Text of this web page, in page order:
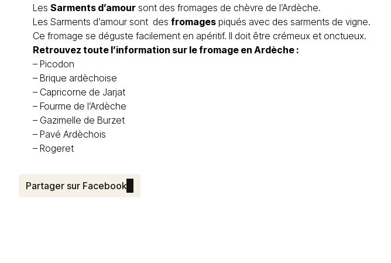
Les Sarments d’amour sont des fromages de chèvre de l’Ardèche.
Les Sarments d’amour sont des fromages piqués avec des sarments de vigne.
Ce fromage se déguste facilement en apéritif. Il doit être crémeux et onctueux.
Retrouvez toute l’information sur lefromage en Ardèche :
– Picodon
– Brique ardèchoise
– Capricorne de Jarjat
– Fourme de l’Ardèche
– Gazimelle de Burzet
– Pavé Ardèchois
– Rogeret
Partager sur Facebook